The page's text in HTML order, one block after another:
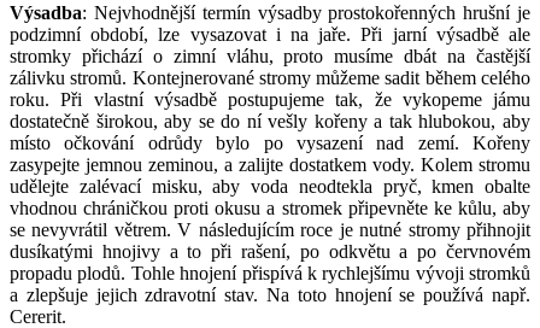
Výsadba: Nejvhodnější termín výsadby prostokořenných hrušní je
podzimní období, lze vysazovat i na jaře. Při jarní výsadbě ale
stromky přichází o zimní vláhu, proto musíme dbát na častější
zálivku stromů. Kontejnerované stromy můžeme sadit během celého
roku. Při vlastní výsadbě postupujeme tak, že vykopeme jámu
dostatečně širokou, aby se do ní vešly kořeny a tak hlubokou, aby
místo očkování odrůdy bylo po vysazení nad zemí. Kořeny
zasypejte jemnou zeminou, a zalijte dostatkem vody. Kolem stromu
udělejte zalévací misku, aby voda neodtekla pryč, kmen obalte
vhodnou chráničkou proti okusu a stromek připevněte ke kůlu, aby
se nevyvrátil větrem. V následujícím roce je nutné stromy přihnojit
dusíkatými hnojivy a to při rašení, po odkvětu a po červnovém
propadu plodů. Tohle hnojení přispívá k rychlejšímu vývoji stromků
a zlepšuje jejich zdravotní stav. Na toto hnojení se používá např.
Cererit.